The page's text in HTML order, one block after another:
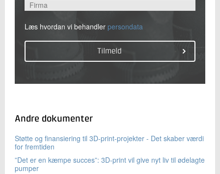
Læs hvordan vi behandler persondata
Andre dokumenter
Støtte og finansiering til 3D-print-projekter - Det skaber værdi
for fremtiden
”Det er en kæmpe succes”: 3D-print vil give nyt liv til ødelagte
pumper